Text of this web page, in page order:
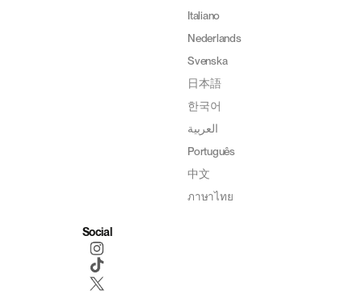
Italiano
Nederlands
Svenska
日本語
한국어
العربية
Português
中文
ภาษาไทย
Social